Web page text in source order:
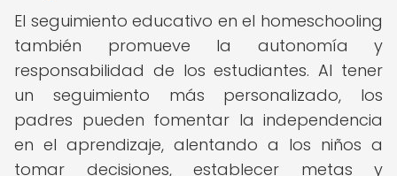
El seguimiento educativo en el homeschooling
también promueve la autonomía y
responsabilidad de los estudiantes. Al tener
un seguimiento más personalizado, los
padres pueden fomentar la independencia
en el aprendizaje, alentando a los niños a
tomar decisiones, establecer metas y